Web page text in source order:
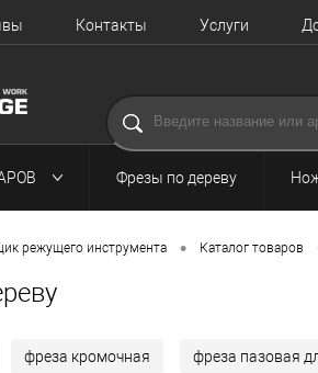
Контакты Услуги
Фрезы по дереву
режущего инструмента • Каталог товаров
фреза кромочная фреза пазовая